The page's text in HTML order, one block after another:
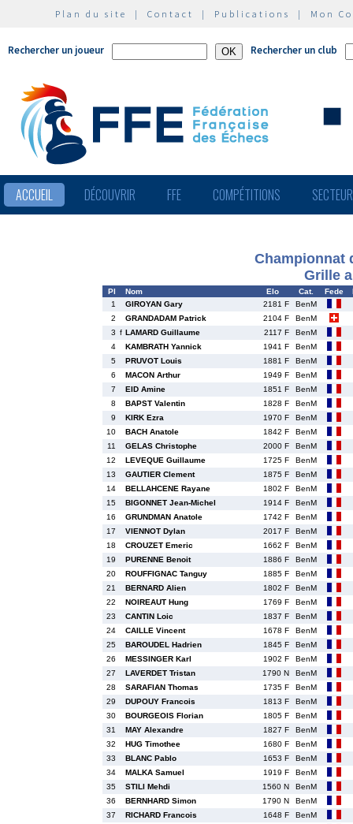
Plan du site | Contact | Publications | Mon
Rechercher un joueur Rechercher un club
ACCUEIL DÉCOUVRIR FFE COMPÉTITIONS
Championnat
Grille
Pl Nom Elo Cat. Fede
1
GIROYAN Gary 2181 F
BenM
2
GRANDADAM Patrick 2104 F
BenM
3 f LAMARD Guillaume 2117 F
BenM
4
KAMBRATH Yannick 1941 F
BenM
5
PRUVOT Louis 1881 F
BenM
6
MACON Arthur 1949 F
BenM
7
EID Amine 1851 F
BenM
8
BAPST Valentin 1828 F
BenM
9
KIRK Ezra 1970 F
BenM
10
BACH Anatole 1842 F
BenM
11
GELAS Christophe 2000 F
BenM
12
LEVEQUE Guillaume 1725 F
BenM
13
GAUTIER Clement 1875 F
BenM
14
BELLAHCENE Rayane 1802 F
BenM
15
BIGONNET Jean-Michel 1914 F
BenM
16
GRUNDMAN Anatole 1742 F
BenM
17
VIENNOT Dylan 2017 F
BenM
18
CROUZET Emeric 1662 F
BenM
19
PURENNE Benoit 1886 F
BenM
20
ROUFFIGNAC Tanguy 1885 F
BenM
21
BERNARD Alien 1802 F
BenM
22
NOIREAUT Hung 1769 F
BenM
23
CANTIN Loic 1837 F
BenM
24
CAILLE Vincent 1678 F
BenM
25
BAROUDEL Hadrien 1845 F
BenM
26
MESSINGER Karl 1902 F
BenM
27
LAVERDET Tristan 1790 N
BenM
28
SARAFIAN Thomas 1735 F
BenM
29
DUPOUY Francois 1813 F
BenM
30
BOURGEOIS Florian 1805 F
BenM
31
MAY Alexandre 1827 F
BenM
32
HUG Timothee 1680 F
BenM
33
BLANC Pablo 1653 F
BenM
34
MALKA Samuel 1919 F
BenM
35
STILI Mehdi 1560 N
BenM
36
BERNHARD Simon 1790 N
BenM
37
RICHARD Francois 1648 F
BenM